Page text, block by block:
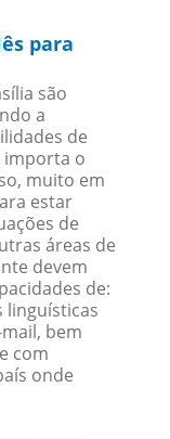
para
são
a
de
importa o
muito em
estar
de
áreas de
devem
de:
linguísticas
bem
com
onde